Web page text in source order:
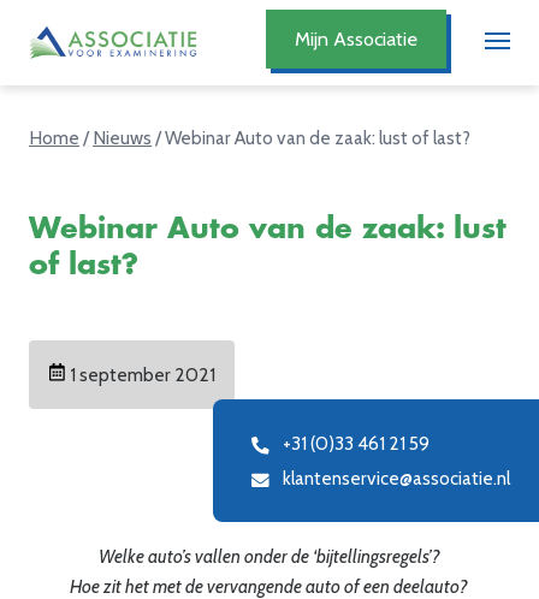
Mijn Associatie
Home /Nieuws /Webinar Auto van de zaak: lust of last?
Webinar Auto van de zaak: lust
of last?
1 september 2021
+31 (0)33 461 21 59
klantenservice@associatie.nl
Welke auto’s vallen onder de ‘bijtellingsregels’?
Hoe zit het met de vervangende auto of een deelauto?